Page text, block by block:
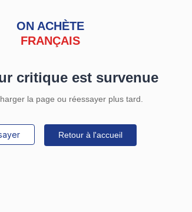
ON ACHÈTE
FRANÇAIS
critique est survenue
la page ou réessayer plus tard.
Retour à l'accueil